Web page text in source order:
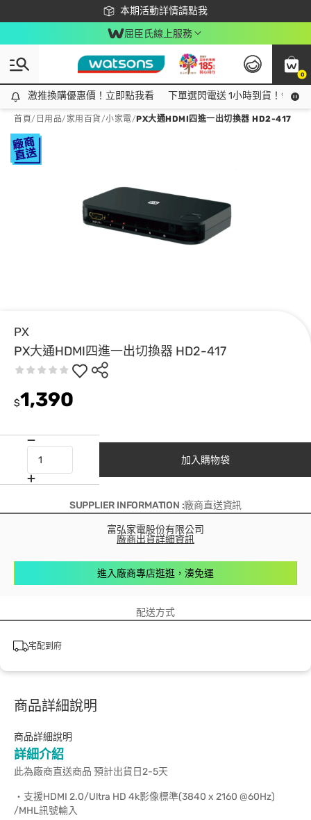
本期活動詳情請點我
下載app最高回饋$350
屈臣氏線上服務
0
激推換購優惠價！立即點我看
激推換購優惠價！立即點我看 下單選閃電送 1小時到貨！領神
首頁/ 日用品/ 家用百貨/小家電/PX大通HDMI四進一出切換器 HD2-417
PX
PX大通HDMI四進一出切換器 HD2-417
$1,390
加入購物袋
SUPPLIER INFORMATION :廠商直送資訊
富弘家電股份有限公司
廠商出貨詳細資訊
進入廠商專店逛逛，湊免運
配送方式
宅配到府
商品詳細說明
商品詳細說明
詳細介紹
此為廠商直送商品 預計出貨日2-5天
‧支援HDMI 2.0/Ultra HD 4k影像標準(3840 x 2160 @60Hz)
/MHL訊號輸入